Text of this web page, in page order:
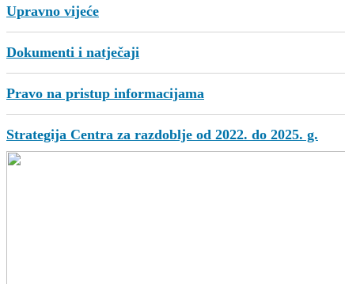
Upravno vijeće
Dokumenti i natječaji
Pravo na pristup informacijama
Strategija Centra za razdoblje od 2022. do 2025. g.